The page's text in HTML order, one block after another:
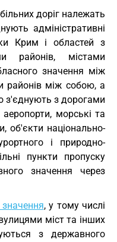
доріг належать
адміністративні
Крим і областей з
районів, містами
значення між
районів між собою, а
з'єднують з дорогами
морські та
об'єкти національно-
і природно-
пункти пропуску
значення через
, у тому числі
міст та інших
з державного